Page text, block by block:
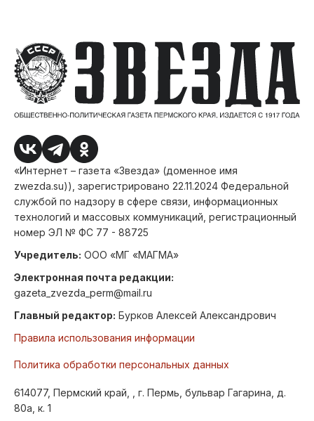
«Интернет – газета «Звезда» (доменное имя
zwezda.su)), зарегистрировано 22.11.2024 Федеральной
службой по надзору в сфере связи, информационных
технологий и массовых коммуникаций, регистрационный
номер ЭЛ № ФС 77 - 88725
Учредитель: ООО «МГ «МАГМА»
Электронная почта редакции:
gazeta_zvezda_perm@mail.ru
Главный редактор: Бурков Алексей Александрович
Правила использования информации
Политика обработки персональных данных
614077, Пермский край, , г. Пермь, бульвар Гагарина, д.
80а, к. 1